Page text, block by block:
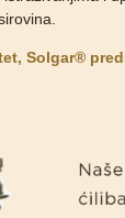
Solgar®